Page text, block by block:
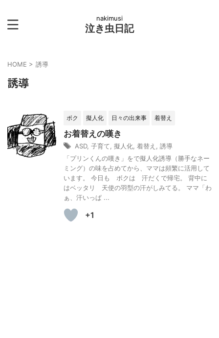
nakimusi
泣き虫日記
HOME > 誘導
誘導
ボク 擬人化 日々の出来事 着替え
お着替えの嘆き
ASD, 子育て 擬人化 着替え
誘導
「プリンくんの嘆き」をで擬人化誘導（勝手なネー
ミング）の味を占めてから、ママは頻繁に活用して
います。 今日も ボクは 汗だくで帰宅。 背中に
はベッタリ 天使の羽型の汗がしみてる。 ママ「わ
ぁ、汗いっぱ ...
+1